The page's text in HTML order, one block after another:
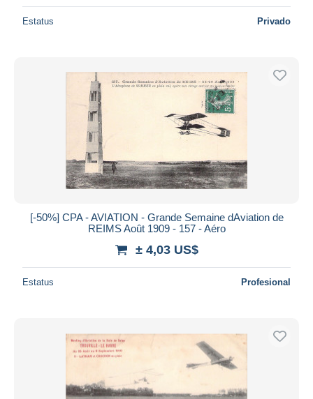
Estatus Privado
[-50%] CPA - AVIATION - Grande Semaine dAviation de
REIMS Août 1909 - 157 - Aéro
± 4,03 US$
Estatus Profesional